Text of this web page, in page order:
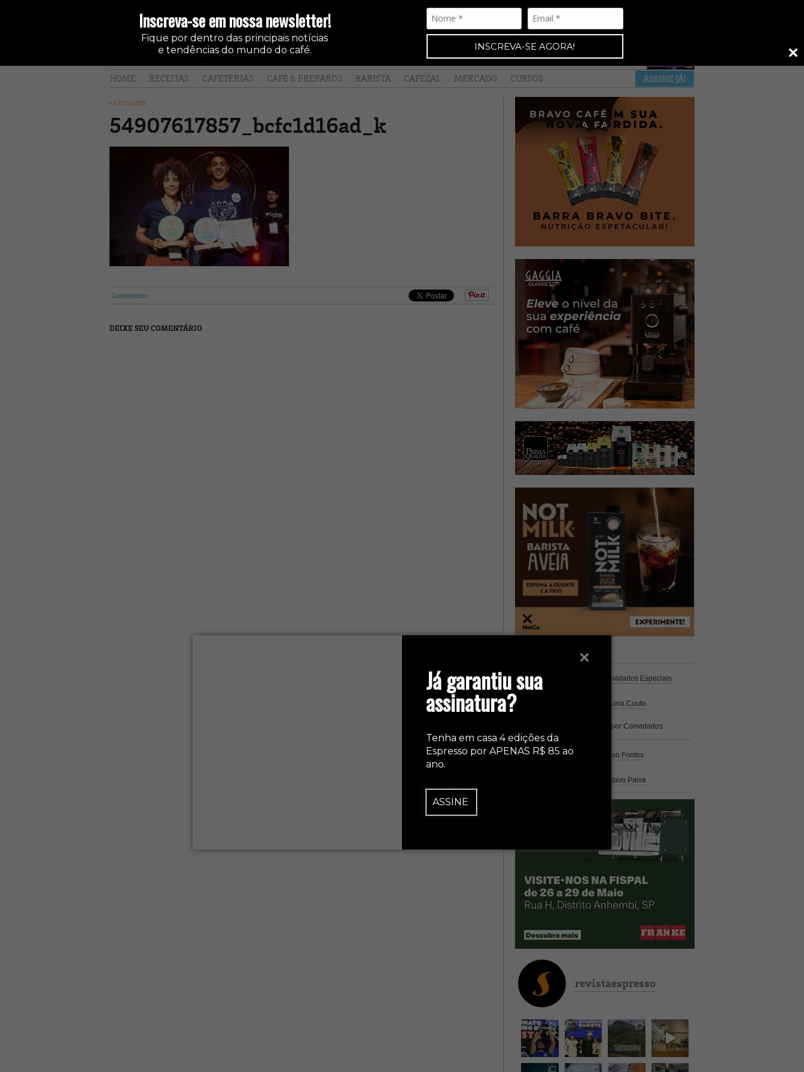
Já garantiu sua
assinatura?
Tenha em casa 4 edições da
Espresso por APENAS R$ 85 ao
ano.
ASSINE
Inscreva-se em nossa newsletter!
Fique por dentro das principais notícias
e tendências do mundo do café.
INSCREVA-SE AGORA!
•NAS BANCAS
HOME RECEITAS CAFETERIAS CAFÉ & PREPAROS BARISTA CAFEZAL MERCADO ASSINE JÁ!
CURSOS
• 07/11/2025
54907617857_bcfc1d16ad_k
Comentários
DEIXE SEU COMENTÁRIO
Espresso
Coluna Café por Convidados Especiais
por Cristiana Couto
por Convidados
Especiais
Análisepor Caio Alonso Fontes
por Gustavo Paiva
revistaespresso